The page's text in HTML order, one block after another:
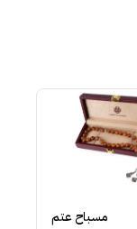
مسباح عتم